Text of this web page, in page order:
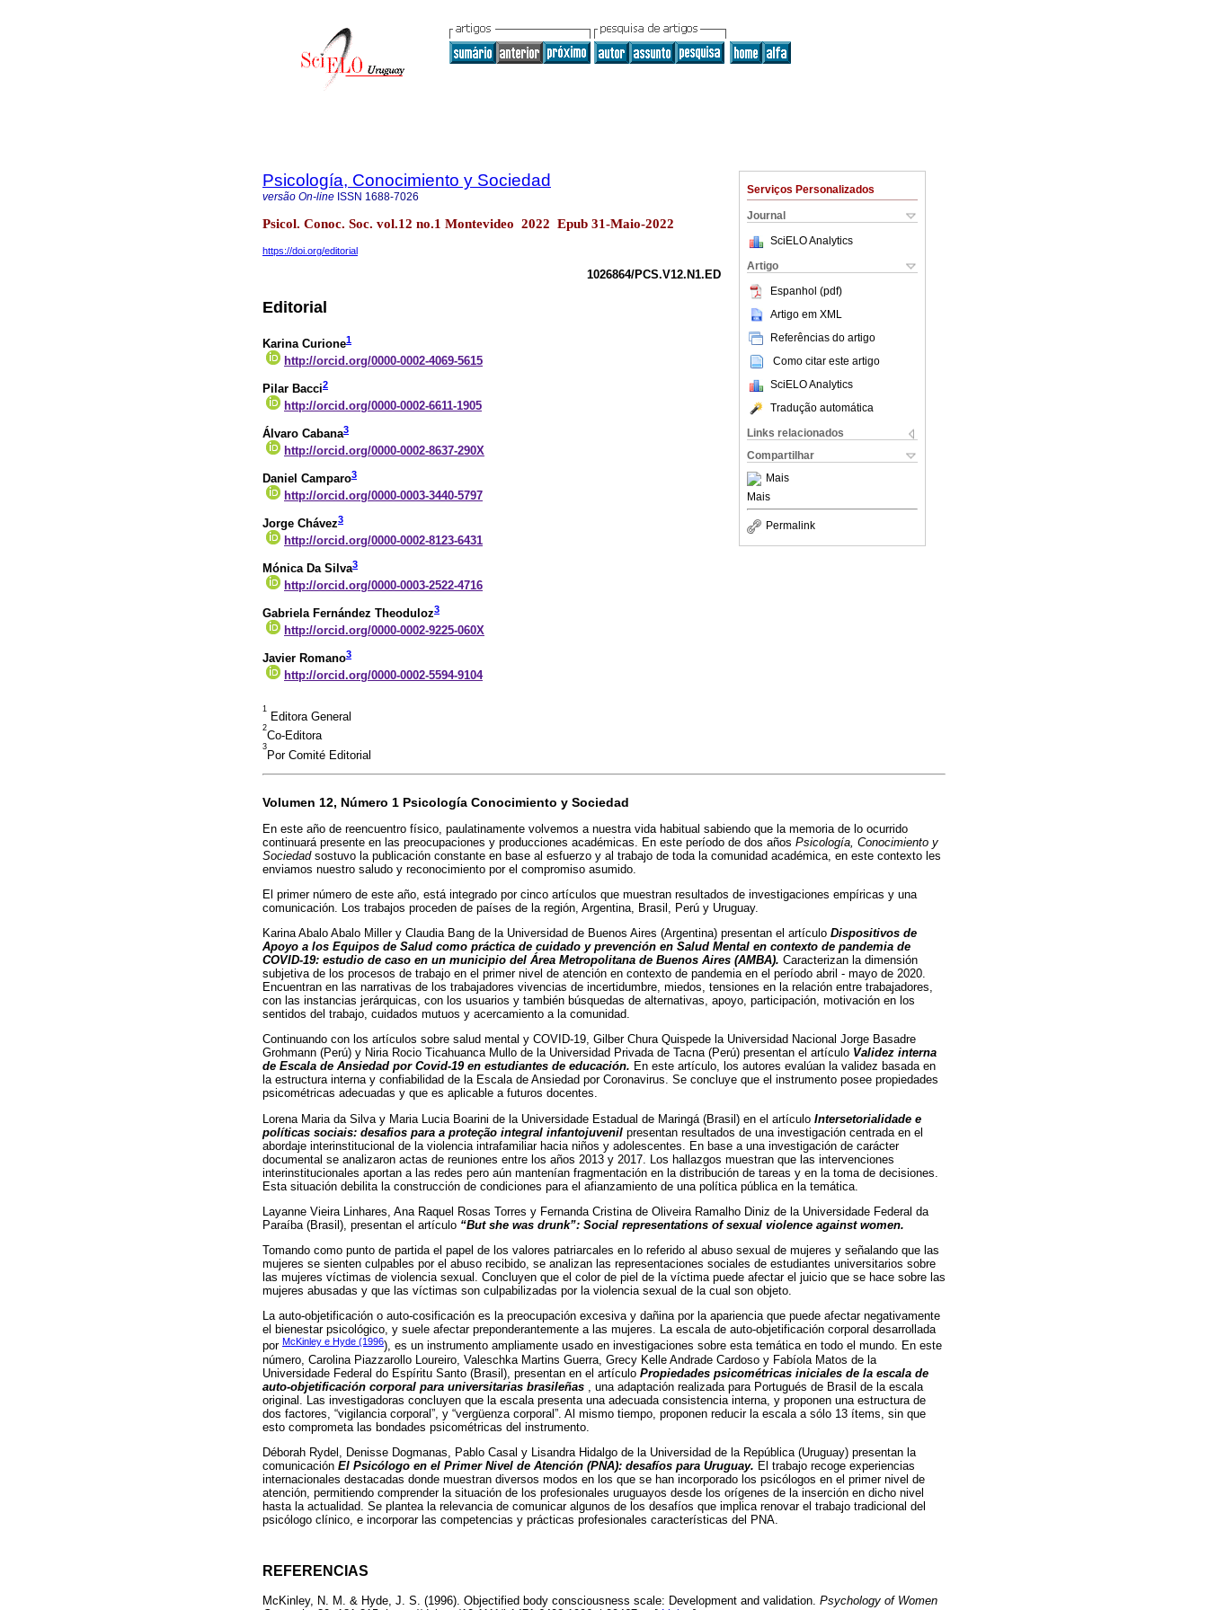
Serviços Personalizados
Journal
SciELO Analytics
Artigo
Espanhol (pdf)
Artigo em XML
Referências do artigo
Como citar este artigo
SciELO Analytics
Tradução automática
Links relacionados
Compartilhar
Mais
Mais
Permalink
Psicología, Conocimiento y Sociedad
versão On-line ISSN 1688-7026
Psicol. Conoc. Soc. vol.12 no.1 Montevideo 2022 Epub 31-Maio-2022
https://doi.org/editorial
1026864/PCS.V12.N1.ED
Editorial
Karina Curione1
http://orcid.org/0000-0002-4069-5615
Pilar Bacci2
http://orcid.org/0000-0002-6611-1905
Álvaro Cabana3
http://orcid.org/0000-0002-8637-290X
Daniel Camparo3
http://orcid.org/0000-0003-3440-5797
Jorge Chávez3
http://orcid.org/0000-0002-8123-6431
Mónica Da Silva3
http://orcid.org/0000-0003-2522-4716
Gabriela Fernández Theoduloz3
http://orcid.org/0000-0002-9225-060X
Javier Romano3
http://orcid.org/0000-0002-5594-9104
1
Editora General
2
Co-Editora
3
Por Comité Editorial
Volumen 12, Número 1 Psicología Conocimiento y Sociedad
En este año de reencuentro físico, paulatinamente volvemos a nuestra vida habitual sabiendo que la memoria de lo ocurrido
continuará presente en las preocupaciones y producciones académicas. En este período de dos años Psicología, Conocimiento y
Sociedadsostuvo la publicación constante en base al esfuerzo y al trabajo de toda la comunidad académica, en este contexto les
enviamos nuestro saludo y reconocimiento por el compromiso asumido.
El primer número de este año, está integrado por cinco artículos que muestran resultados de investigaciones empíricas y una
comunicación. Los trabajos proceden de países de la región, Argentina, Brasil, Perú y Uruguay.
Karina Abalo Abalo Miller y Claudia Bang de la Universidad de Buenos Aires (Argentina) presentan el artículo Dispositivos de
Apoyo a los Equipos de Salud como práctica de cuidado y prevención en Salud Mental en contexto de pandemia de
COVID-19: estudio de caso en un municipio del Área Metropolitana de Buenos Aires (AMBA). Caracterizan la dimensión
subjetiva de los procesos de trabajo en el primer nivel de atención en contexto de pandemia en el período abril - mayo de 2020.
Encuentran en las narrativas de los trabajadores vivencias de incertidumbre, miedos, tensiones en la relación entre trabajadores,
con las instancias jerárquicas, con los usuarios y también búsquedas de alternativas, apoyo, participación, motivación en los
sentidos del trabajo, cuidados mutuos y acercamiento a la comunidad.
Continuando con los artículos sobre salud mental y COVID-19, Gilber Chura Quispede la Universidad Nacional Jorge Basadre
Grohmann (Perú) y Niria Rocio Ticahuanca Mullo de la Universidad Privada de Tacna (Perú) presentan el artículo Validez interna
de Escala de Ansiedad por Covid-19 en estudiantes de educación. En este artículo, los autores evalúan la validez basada en
la estructura interna y confiabilidad de la Escala de Ansiedad por Coronavirus. Se concluye que el instrumento posee propiedades
psicométricas adecuadas y que es aplicable a futuros docentes.
Lorena Maria da Silva y Maria Lucia Boarini de la Universidade Estadual de Maringá (Brasil) en el artículo Intersetorialidade e
políticas sociais: desafios para a proteção integral infantojuvenil presentan resultados de una investigación centrada en el
abordaje interinstitucional de la violencia intrafamiliar hacia niños y adolescentes. En base a una investigación de carácter
documental se analizaron actas de reuniones entre los años 2013 y 2017. Los hallazgos muestran que las intervenciones
interinstitucionales aportan a las redes pero aún mantenían fragmentación en la distribución de tareas y en la toma de decisiones.
Esta situación debilita la construcción de condiciones para el afianzamiento de una política pública en la temática.
Layanne Vieira Linhares, Ana Raquel Rosas Torres y Fernanda Cristina de Oliveira Ramalho Diniz de la Universidade Federal da
Paraíba (Brasil), presentan el artículo “But she was drunk”: Social representations of sexual violence against women.
Tomando como punto de partida el papel de los valores patriarcales en lo referido al abuso sexual de mujeres y señalando que las
mujeres se sienten culpables por el abuso recibido, se analizan las representaciones sociales de estudiantes universitarios sobre
las mujeres víctimas de violencia sexual. Concluyen que el color de piel de la víctima puede afectar el juicio que se hace sobre las
mujeres abusadas y que las víctimas son culpabilizadas por la violencia sexual de la cual son objeto.
La auto-objetificación o auto-cosificación es la preocupación excesiva y dañina por la apariencia que puede afectar negativamente
el bienestar psicológico, y suele afectar preponderantemente a las mujeres. La escala de auto-objetificación corporal desarrollada
por McKinley e Hyde (1996), es un instrumento ampliamente usado en investigaciones sobre esta temática en todo el mundo. En este
número, Carolina Piazzarollo Loureiro, Valeschka Martins Guerra, Grecy Kelle Andrade Cardoso y Fabíola Matos de la
Universidade Federal do Espíritu Santo (Brasil), presentan en el artículo Propiedades psicométricas iniciales de la escala de
auto-objetificación corporal para universitarias brasileñas
, una adaptación realizada para Portugués de Brasil de la escala
original. Las investigadoras concluyen que la escala presenta una adecuada consistencia interna, y proponen una estructura de
dos factores, “vigilancia corporal”, y “vergüenza corporal”. Al mismo tiempo, proponen reducir la escala a sólo 13 ítems, sin que
esto comprometa las bondades psicométricas del instrumento.
Déborah Rydel, Denisse Dogmanas, Pablo Casal y Lisandra Hidalgo de la Universidad de la República (Uruguay) presentan la
comunicación El Psicólogo en el Primer Nivel de Atención (PNA): desafíos para Uruguay. El trabajo recoge experiencias
internacionales destacadas donde muestran diversos modos en los que se han incorporado los psicólogos en el primer nivel de
atención, permitiendo comprender la situación de los profesionales uruguayos desde los orígenes de la inserción en dicho nivel
hasta la actualidad. Se plantea la relevancia de comunicar algunos de los desafíos que implica renovar el trabajo tradicional del
psicólogo clínico, e incorporar las competencias y prácticas profesionales características del PNA.
REFERENCIAS
McKinley, N. M. & Hyde, J. S. (1996). Objectified body consciousness scale: Development and validation. Psychology of Women